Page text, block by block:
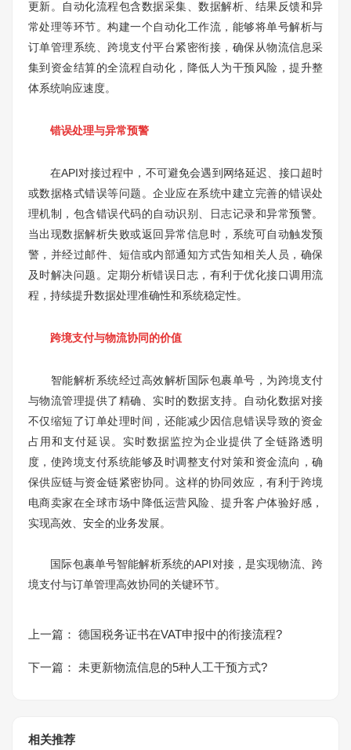
更新。自动化流程包含数据采集、数据解析、结果反馈和异
常处理等环节。构建一个自动化工作流，能够将单号解析与
订单管理系统、跨境支付平台紧密衔接，确保从物流信息采
集到资金结算的全流程自动化，降低人为干预风险，提升整
体系统响应速度。
错误处理与异常预警
在API对接过程中，不可避免会遇到网络延迟、接口超时
或数据格式错误等问题。企业应在系统中建立完善的错误处
理机制，包含错误代码的自动识别、日志记录和异常预警。
当出现数据解析失败或返回异常信息时，系统可自动触发预
警，并经过邮件、短信或内部通知方式告知相关人员，确保
及时解决问题。定期分析错误日志，有利于优化接口调用流
程，持续提升数据处理准确性和系统稳定性。
跨境支付与物流协同的价值
智能解析系统经过高效解析国际包裹单号，为跨境支付
与物流管理提供了精确、实时的数据支持。自动化数据对接
不仅缩短了订单处理时间，还能减少因信息错误导致的资金
占用和支付延误。实时数据监控为企业提供了全链路透明
度，使跨境支付系统能够及时调整支付对策和资金流向，确
保供应链与资金链紧密协同。这样的协同效应，有利于跨境
电商卖家在全球市场中降低运营风险、提升客户体验好感，
实现高效、安全的业务发展。
国际包裹单号智能解析系统的API对接，是实现物流、跨
境支付与订单管理高效协同的关键环节。
上一篇： 德国税务证书在VAT申报中的衔接流程?
下一篇： 未更新物流信息的5种人工干预方式?
相关推荐